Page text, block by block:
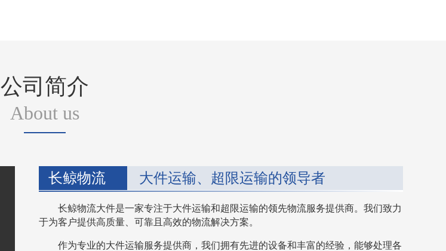
公司简介
About us
长鲸物流 大件运输、超限运输的领导者
长鲸物流大件是一家专注于大件运输和超限运输的领先物流服务提供商。我们致力
于为客户提供高质量、可靠且高效的物流解决方案。
作为专业的大件运输服务提供商，我们拥有先进的设备和丰富的经验，能够处理各